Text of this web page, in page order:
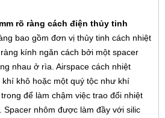
rõ ràng cách điện thủy tinh
bao gồm đơn vị thủy tinh cách nhiệt
kính ngăn cách bởi một spacer
nhau ở rìa. Airspace cách nhiệt
khô hoặc một quý tộc như khí
để làm chậm việc trao đổi nhiệt
Spacer nhôm được làm đầy với silic